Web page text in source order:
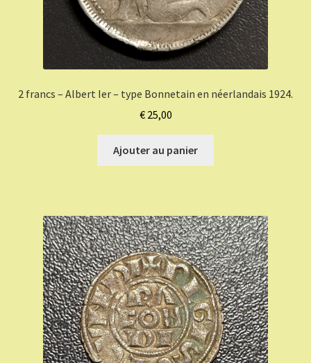
2 francs – Albert Ier – type Bonnetain en néerlandais 1924.
€25,00
Ajouter au panier